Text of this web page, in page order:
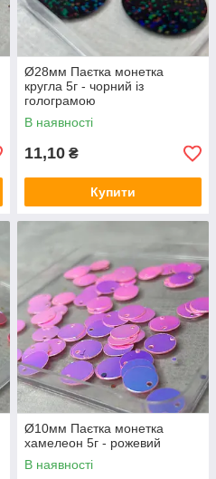
Ø28мм Паєтка монетка
кругла 5г - чорний із
голограмою
В наявності
11,10 ₴
Купити
Ø10мм Паєтка монетка
хамелеон 5г - рожевий
В наявності